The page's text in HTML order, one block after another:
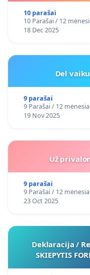
10 parašai
10 Parašai / 12
18 Dec 2025
Del
9 parašai
9 Parašai / 12
19 Nov 2025
Už
9 parašai
9 Parašai / 12
23 Oct 2025
Deklaracija /
SKIEPYTIS